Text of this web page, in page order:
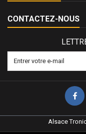
CONTACTEZ-NOUS
Alsace